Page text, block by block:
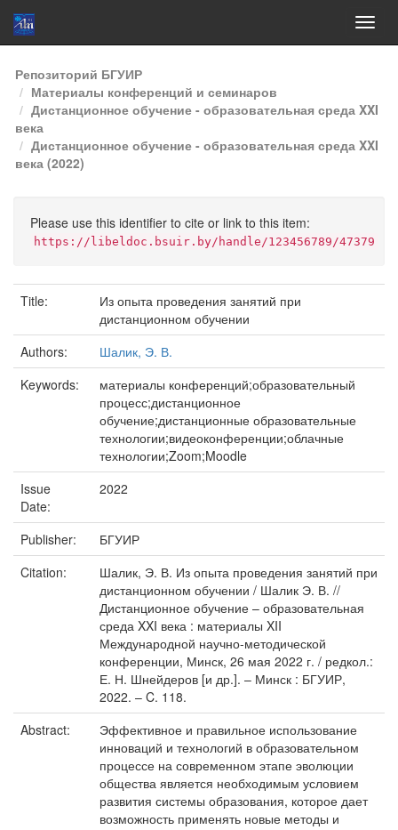
Skip
navigation
Репозиторий БГУИР
Материалы конференций и семинаров
Дистанционное обучение - образовательная среда XXI
века
Дистанционное обучение - образовательная среда XXI
века (2022)
Please use this identifier to cite or link to this item:
https://libeldoc.bsuir.by/handle/123456789/47379
Title:
Из опыта проведения занятий при
дистанционном обучении
Authors:
Шалик, Э. В.
Keywords:
материалы конференций;образовательный
процесс;дистанционное
обучение;дистанционные образовательные
технологии;видеоконференции;облачные
технологии;Zoom;Moodle
Issue
Date:
2022
Publisher:
БГУИР
Citation:
Шалик, Э. В. Из опыта проведения занятий при
дистанционном обучении / Шалик Э. В. //
Дистанционное обучение – образовательная
среда XXI века : материалы XII
Международной научно-методической
конференции, Минск, 26 мая 2022 г. / редкол.:
Е. Н. Шнейдеров [и др.]. – Минск : БГУИР,
2022. – C. 118.
Abstract:
Эффективное и правильное использование
инноваций и технологий в образовательном
процессе на современном этапе эволюции
общества является необходимым условием
развития системы образования, которое дает
возможность применять новые методы и